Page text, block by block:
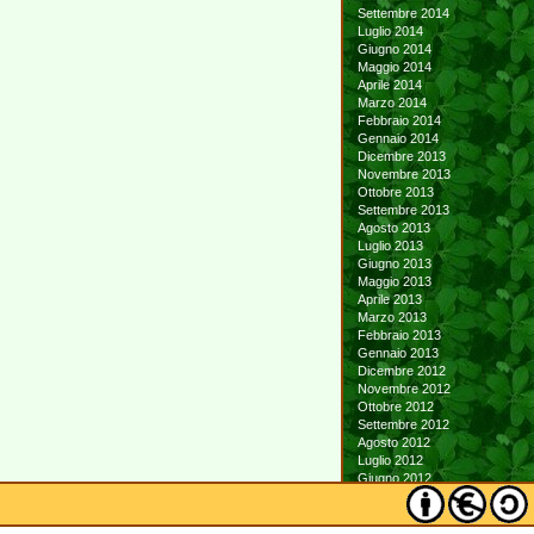
Settembre 2014
Luglio 2014
Giugno 2014
Maggio 2014
Aprile 2014
Marzo 2014
Febbraio 2014
Gennaio 2014
Dicembre 2013
Novembre 2013
Ottobre 2013
Settembre 2013
Agosto 2013
Luglio 2013
Giugno 2013
Maggio 2013
Aprile 2013
Marzo 2013
Febbraio 2013
Gennaio 2013
Dicembre 2012
Novembre 2012
Ottobre 2012
Settembre 2012
Agosto 2012
Luglio 2012
Giugno 2012
Maggio 2012
Aprile 2012